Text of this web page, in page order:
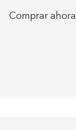
Comprar ahora